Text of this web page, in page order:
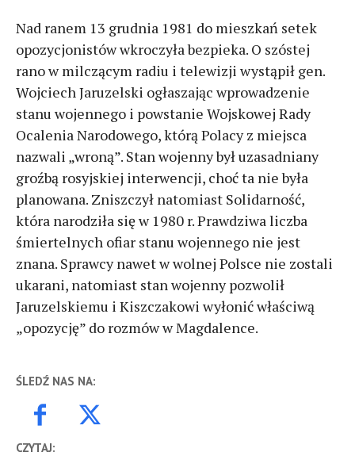
Nad ranem 13 grudnia 1981 do mieszkań setek
opozycjonistów wkroczyła bezpieka. O szóstej
rano w milczącym radiu i telewizji wystąpił gen.
Wojciech Jaruzelski ogłaszając wprowadzenie
stanu wojennego i powstanie Wojskowej Rady
Ocalenia Narodowego, którą Polacy z miejsca
nazwali „wroną”. Stan wojenny był uzasadniany
groźbą rosyjskiej interwencji, choć ta nie była
planowana. Zniszczył natomiast Solidarność,
która narodziła się w 1980 r. Prawdziwa liczba
śmiertelnych ofiar stanu wojennego nie jest
znana. Sprawcy nawet w wolnej Polsce nie zostali
ukarani, natomiast stan wojenny pozwolił
Jaruzelskiemu i Kiszczakowi wyłonić właściwą
„opozycję” do rozmów w Magdalence.
ŚLEDŹ NAS NA:
CZYTAJ: